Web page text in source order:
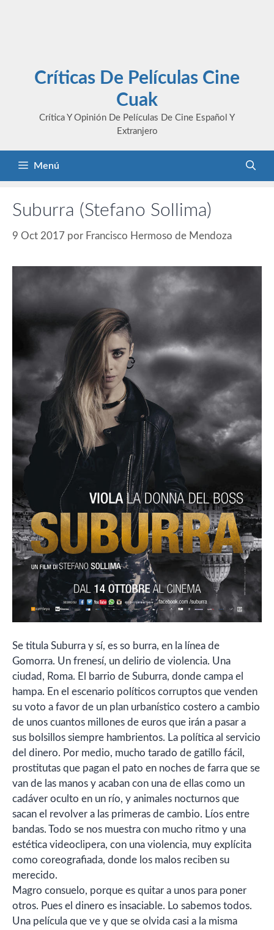
Críticas De Películas Cine
Cuak
Crítica Y Opinión De Películas De Cine Español Y
Extranjero
Menú
Suburra (Stefano Sollima)
9 Oct 2017 por Francisco Hermoso de Mendoza
Se titula Suburra y sí, es so burra, en la línea de
Gomorra. Un frenesí, un delirio de violencia. Una
ciudad, Roma. El barrio de Suburra, donde campa el
hampa. En el escenario políticos corruptos que venden
su voto a favor de un plan urbanístico costero a cambio
de unos cuantos millones de euros que irán a pasar a
sus bolsillos siempre hambrientos. La política al servicio
del dinero. Por medio, mucho tarado de gatillo fácil,
prostitutas que pagan el pato en noches de farra que se
van de las manos y acaban con una de ellas como un
cadáver oculto en un río, y animales nocturnos que
sacan el revolver a las primeras de cambio. Líos entre
bandas. Todo se nos muestra con mucho ritmo y una
estética videoclipera, con una violencia, muy explícita
como coreografiada, donde los malos reciben su
merecido.
Magro consuelo, porque es quitar a unos para poner
otros. Pues el dinero es insaciable. Lo sabemos todos.
Una película que ve y que se olvida casi a la misma